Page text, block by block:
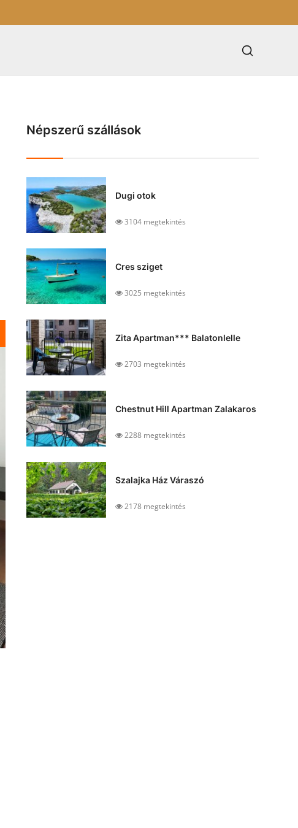
Népszerű szállások
Dugi otok
3104 megtekintés
Cres sziget
3025 megtekintés
Zita Apartman*** Balatonlelle
2703 megtekintés
Chestnut Hill Apartman Zalakaros
2288 megtekintés
Szalajka Ház Váraszó
2178 megtekintés